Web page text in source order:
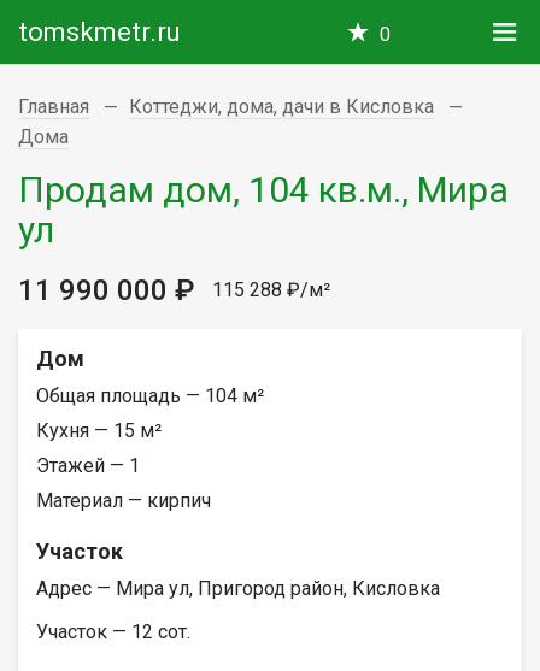
tomskmetr.ru 0
Главная
Коттеджи, дома, дачи в Кисловка
Дома
Продам дом, 104 кв.м., Мира
ул
11 990 000 ₽ 115 288 ₽/м²
Дом
Общая площадь — 104 м²
Кухня — 15 м²
Этажей — 1
Материал — кирпич
Участок
Адрес — Мира ул, Пригород район, Кисловка
Участок — 12 сот.